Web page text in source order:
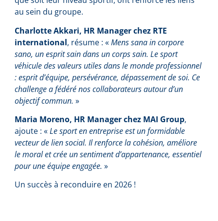
au sein du groupe.
Charlotte Akkari, HR Manager chez RTE
international, résume : «Mens sana in corpore
sano, un esprit sain dans un corps sain. Le sport
véhicule des valeurs utiles dans le monde professionnel
: esprit d’équipe, persévérance, dépassement de soi. Ce
challenge a fédéré nos collaborateurs autour d’un
objectif commun. »
Maria Moreno, HR Manager chez MAI Group,
ajoute : «Le sport en entreprise est un formidable
vecteur de lien social. Il renforce la cohésion, améliore
le moral et crée un sentiment d’appartenance, essentiel
pour une équipe engagée. »
Un succès à reconduire en 2026 !